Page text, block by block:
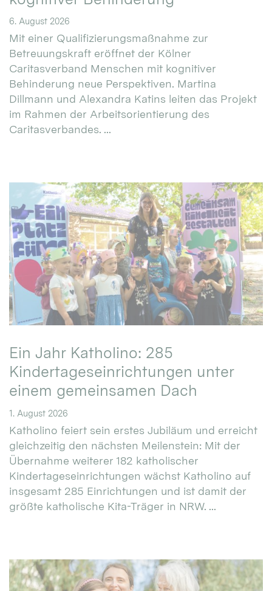
6. August 2026
Mit einer Qualifizierungsmaßnahme zur
Betreuungskraft eröffnet der Kölner
Caritasverband Menschen mit kognitiver
Behinderung neue Perspektiven. Martina
Dillmann und Alexandra Katins leiten das Projekt
im Rahmen der Arbeitsorientierung des
Caritasverbandes. ...
Ein Jahr Katholino: 285
Kindertageseinrichtungen unter
einem gemeinsamen Dach
1. August 2026
Katholino feiert sein erstes Jubiläum und erreicht
gleichzeitig den nächsten Meilenstein: Mit der
Übernahme weiterer 182 katholischer
Kindertageseinrichtungen wächst Katholino auf
insgesamt 285 Einrichtungen und ist damit der
größte katholische Kita-Träger in NRW. ...